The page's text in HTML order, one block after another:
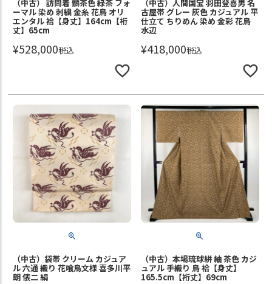
（中古） 訪問着 鶸茶色 緑茶 フォ
ーマル 染め 刺繍 金糸 花鳥 オリ
エンタル 袷【身丈】164cm【裄
丈】65cm
¥528,000税込
（中古）人間国宝 羽田登喜男 名
古屋帯 グレー 灰色 カジュアル 平
仕立て ちりめん 染め 金彩 花鳥
水辺
¥418,000税込
（中古）袋帯 クリーム カジュア
ル 六通 織り 花喰鳥文様 喜多川平
朗 俵二 絹
（中古）本場琉球絣 紬 茶色 カジ
ュアル 手織り 鳥 袷【身丈】
165.5cm【裄丈】69cm